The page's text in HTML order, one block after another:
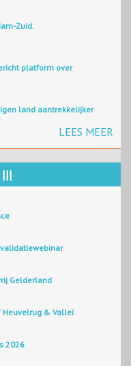
Zuid.
platform over
land aantrekkelijker
LEES MEER
|||
Gelderland
Heuvelrug & Vallei
2026